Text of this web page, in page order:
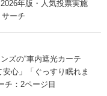
年版・人気投票実施
ーチ
ズの“車内遮光カーテ
心」「ぐっすり眠れま
チ：2ページ目